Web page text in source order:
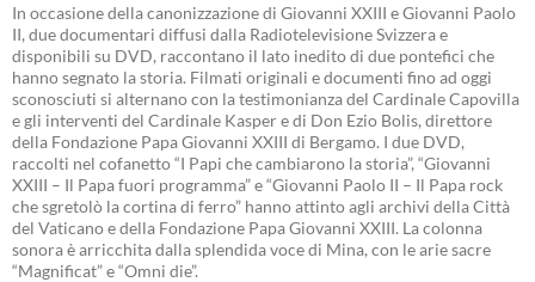
In occasione della canonizzazione di Giovanni XXIII e Giovanni Paolo
II, due documentari diffusi dalla Radiotelevisione Svizzera e
disponibili su DVD, raccontano il lato inedito di due pontefici che
hanno segnato la storia. Filmati originali e documenti fino ad oggi
sconosciuti si alternano con la testimonianza del Cardinale Capovilla
e gli interventi del Cardinale Kasper e di Don Ezio Bolis, direttore
della Fondazione Papa Giovanni XXIII di Bergamo. I due DVD,
raccolti nel cofanetto “I Papi che cambiarono la storia”, “Giovanni
XXIII – Il Papa fuori programma” e “Giovanni Paolo II – Il Papa rock
che sgretolò la cortina di ferro” hanno attinto agli archivi della Città
del Vaticano e della Fondazione Papa Giovanni XXIII. La colonna
sonora è arricchita dalla splendida voce di Mina, con le arie sacre
“Magnificat” e “Omni die”.